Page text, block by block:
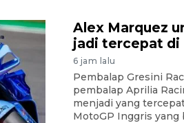
Alex Marquez
jadi tercepat di
6 jam lalu
Pembalap Gresini
pembalap Aprilia
menjadi yang
MotoGP Inggris yang